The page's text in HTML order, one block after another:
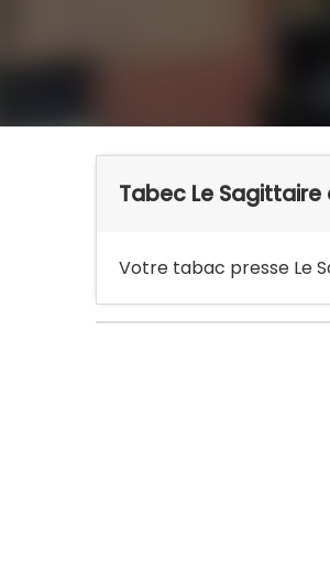
Tabec Le Sagittaire
Votre tabac presse Le